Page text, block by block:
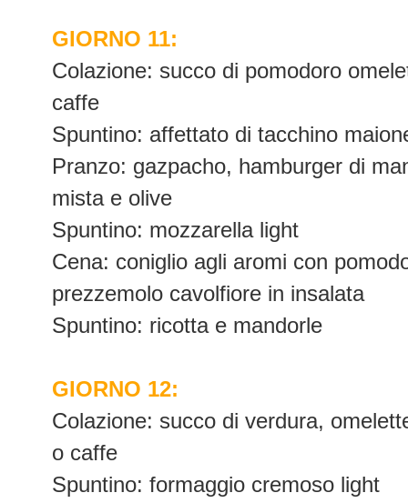
GIORNO 11:
Colazione: succo di pomodoro
caffe
Spuntino: affettato di tacchino
Pranzo: gazpacho, hamburger di
mista e olive
Spuntino: mozzarella light
Cena: coniglio agli aromi con
prezzemolo cavolfiore in insalata
Spuntino: ricotta e mandorle
GIORNO 12:
Colazione: succo di verdura,
o caffe
Spuntino: formaggio cremoso light